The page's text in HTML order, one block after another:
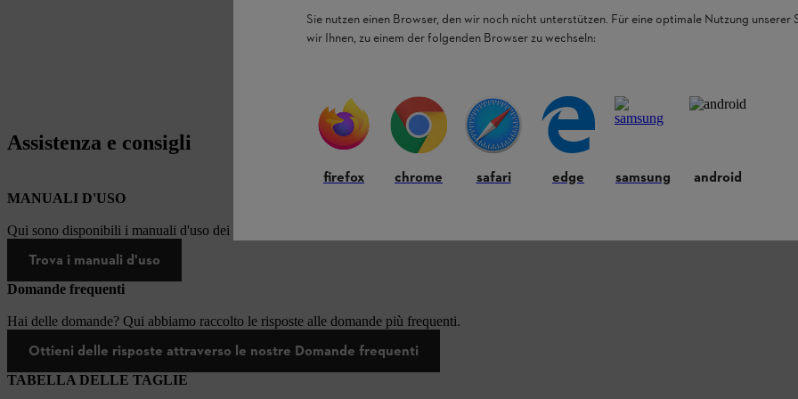
Assistenza e consigli
MANUALI D'USO
Qui sono disponibili i manuali d'uso dei prodotti STIHL.
Trova i manuali d'uso
Domande frequenti
Hai delle domande? Qui abbiamo raccolto le risposte alle domande più frequenti.
Ottieni delle risposte attraverso le nostre Domande frequenti
TABELLA DELLE TAGLIE
Sie nutzen einen Browser, den wir noch nicht unterstützen. Für eine optimale Nutzung unserer
wir Ihnen, zu einem der folgenden Browser zu wechseln:
firefox chrome safari edge samsung android